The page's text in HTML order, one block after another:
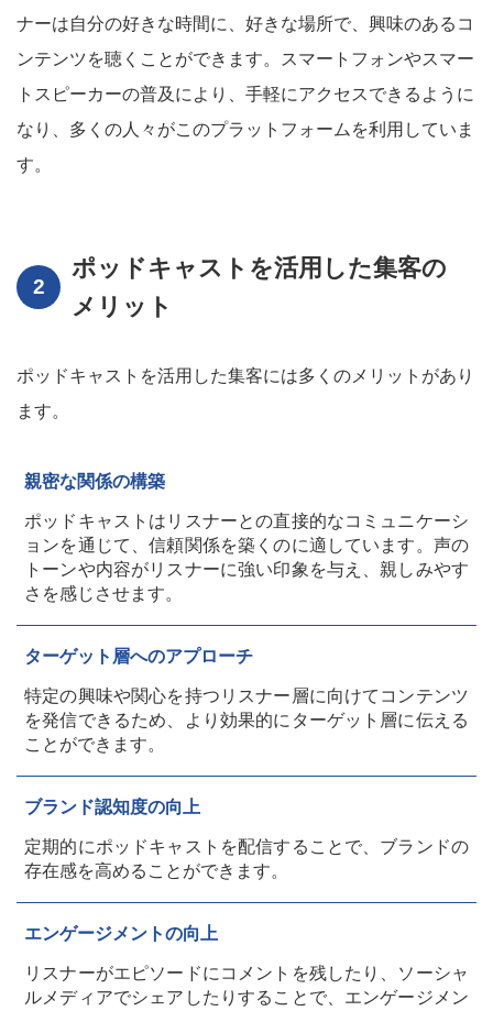
ナーは自分の好きな時間に、好きな場所で、興味のあるコ
ンテンツを聴くことができます。スマートフォンやスマー
トスピーカーの普及により、手軽にアクセスできるように
なり、多くの人々がこのプラットフォームを利用していま
す。
ポッドキャストを活用した集客の
メリット
ポッドキャストを活用した集客には多くのメリットがあり
ます。
親密な関係の構築
ポッドキャストはリスナーとの直接的なコミュニケーシ
ョンを通じて、信頼関係を築くのに適しています。声の
トーンや内容がリスナーに強い印象を与え、親しみやす
さを感じさせます。
ターゲット層へのアプローチ
特定の興味や関心を持つリスナー層に向けてコンテンツ
を発信できるため、より効果的にターゲット層に伝える
ことができます。
ブランド認知度の向上
定期的にポッドキャストを配信することで、ブランドの
存在感を高めることができます。
エンゲージメントの向上
リスナーがエピソードにコメントを残したり、ソーシャ
ルメディアでシェアしたりすることで、エンゲージメン